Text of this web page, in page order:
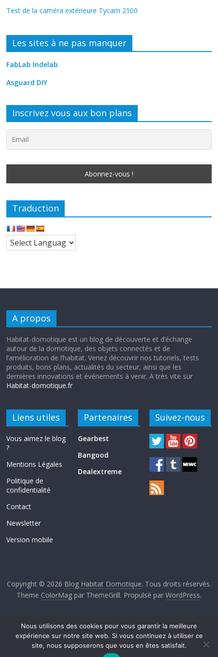
Test de la caméra extérieure Tycam 2100
Les sites à ne pas manquer
FabLab Indelab
Asguard DIY
Inscrivez vous aux bon plans
Traduction
A propos
Habitat-domotique est un blog de découverte et d’échange
autour de la domotique, des objets connectés et de
l’amélioration de l’habitat. Venez découvrir nos tutoriels, tests
produits, bons plans, actualités du secteur, ainsi que les
dernières innovations et événements à venir. A très vite sur
Habitat-domotique.fr
Liens utiles
Vous aimez le blog
?
Mentions Légales
Politique de
confidentialité
Contact
Newsletter
Version mobile
Partenaires
Gearbest
Bangood
Dealextreme
Suivez-nous
Copyright © 2026 Blog Habitat Domotique. Tous droits réservés.
Theme ColorMagpar ThemeGrill. Propulsé par WordPress.
Nous utilisons des cookies pour vous garantir la meilleure
expérience sur notre site web. Si vous continuez à utiliser ce
site, nous supposerons que vous en êtes satisfait.